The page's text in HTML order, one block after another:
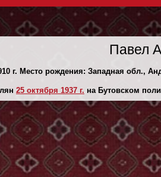
Павел
г. Место рождения: Западная обл.,
25 октября 1937 г. на Бутовском